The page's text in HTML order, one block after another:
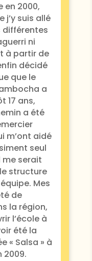
en 2000,
j’y suis allé
différentes
ni
à partir de
décidé
que le
a
17 ans,
a été
m’ont aidé
seul
me serait
structure
Mes
de
la région,
l’école à
été la
« Salsa » à
2009.